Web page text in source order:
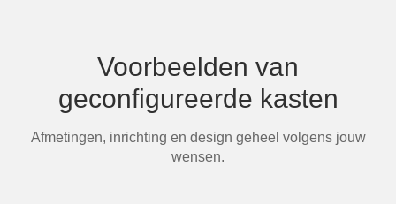
Voorbeelden van
geconfigureerde kasten
Afmetingen, inrichting en design geheel volgens jouw
wensen.
Slaapbanken & -fauteuils